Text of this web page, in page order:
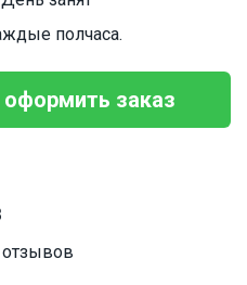
полчаса.
заказ
отзывов